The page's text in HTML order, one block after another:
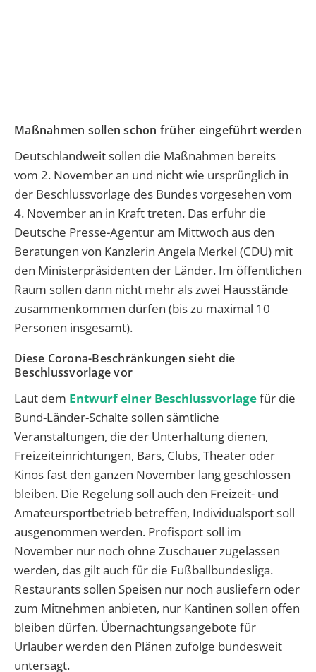
Maßnahmen sollen schon früher eingeführt werden
Deutschlandweit sollen die Maßnahmen bereits
vom 2. November an und nicht wie ursprünglich in
der Beschlussvorlage des Bundes vorgesehen vom
4. November an in Kraft treten. Das erfuhr die
Deutsche Presse-Agentur am Mittwoch aus den
Beratungen von Kanzlerin Angela Merkel (CDU) mit
den Ministerpräsidenten der Länder. Im öffentlichen
Raum sollen dann nicht mehr als zwei Hausstände
zusammenkommen dürfen (bis zu maximal 10
Personen insgesamt).
Diese Corona-Beschränkungen sieht die
Beschlussvorlage vor
Laut dem Entwurf einer Beschlussvorlagefür die
Bund-Länder-Schalte sollen sämtliche
Veranstaltungen, die der Unterhaltung dienen,
Freizeiteinrichtungen, Bars, Clubs, Theater oder
Kinos fast den ganzen November lang geschlossen
bleiben. Die Regelung soll auch den Freizeit- und
Amateursportbetrieb betreffen, Individualsport soll
ausgenommen werden. Profisport soll im
November nur noch ohne Zuschauer zugelassen
werden, das gilt auch für die Fußballbundesliga.
Restaurants sollen Speisen nur noch ausliefern oder
zum Mitnehmen anbieten, nur Kantinen sollen offen
bleiben dürfen. Übernachtungsangebote für
Urlauber werden den Plänen zufolge bundesweit
untersagt.